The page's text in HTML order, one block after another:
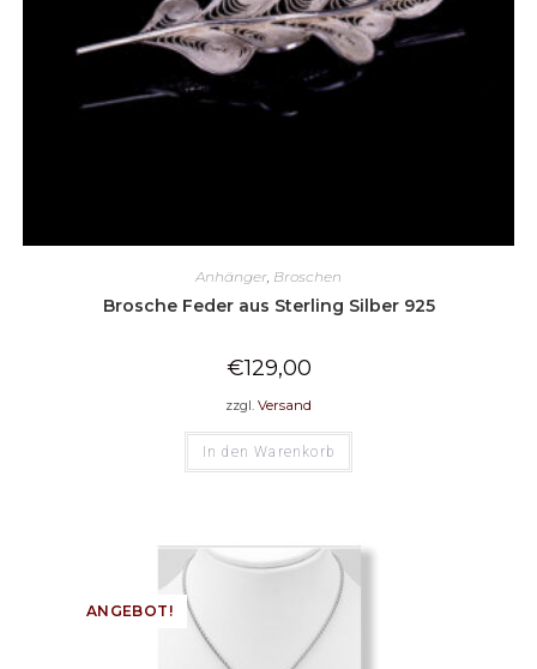
Anhänger Broschen
Brosche Feder aus Sterling Silber 925
€129,00
zzgl. Versand
In den Warenkorb
ANGEBOT!